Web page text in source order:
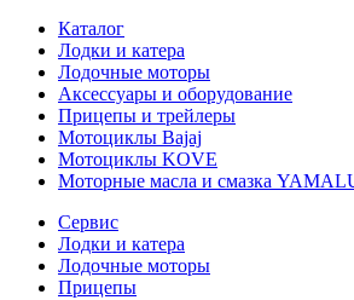
Каталог
Лодки и катера
Лодочные моторы
Аксессуары и оборудование
Прицепы и трейлеры
Мотоциклы Bajaj
Мотоциклы KOVE
Моторные масла и смазка
Сервис
Лодки и катера
Лодочные моторы
Прицепы